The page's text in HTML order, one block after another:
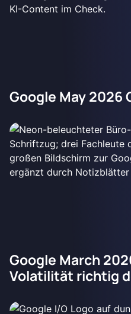
Google May 2026
Google March
Volatilität richtig